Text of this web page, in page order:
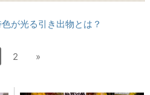
が光る引き出物とは？
2 »